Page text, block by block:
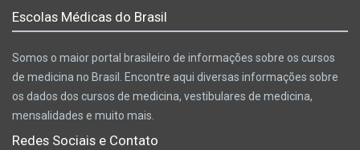
Escolas Médicas do Brasil
Somos o maior portal brasileiro de informações sobre os cursos
de medicina no Brasil. Encontre aqui diversas informações sobre
os dados dos cursos de medicina, vestibulares de medicina,
mensalidades e muito mais.
Redes Sociais e Contato